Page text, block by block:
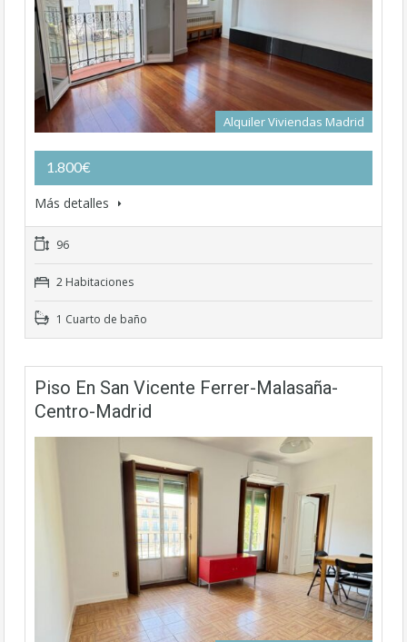
Alquiler Viviendas Madrid
1.800€
Más detalles
96
2 Habitaciones
1 Cuarto de baño
Piso En San Vicente Ferrer-Malasaña-
Centro-Madrid